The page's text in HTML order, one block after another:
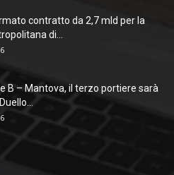
contratto da 2,7 mld per la
di...
B – Mantova, il terzo portiere sarà